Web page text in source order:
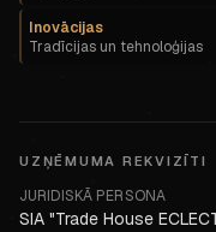
Inovācijas
Tradīcijas un tehnoloģijas
UZŅĒMUMA REKVIZĪTI
JURIDISKĀ PERSONA
SIA "Trade House